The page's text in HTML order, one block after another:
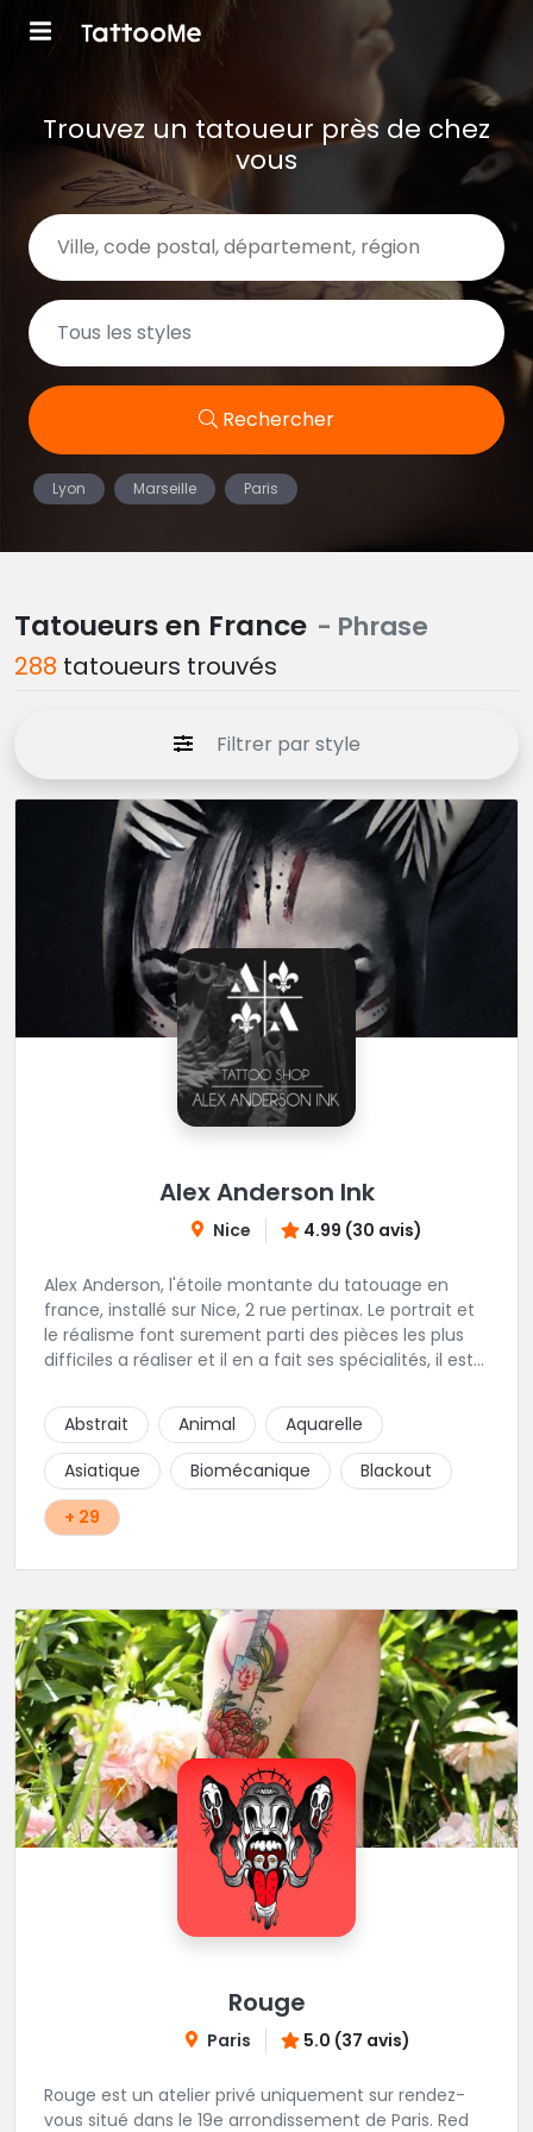
Trouvez un tatoueur près de chez
vous
Rechercher
Lyon Marseille Paris
Tatoueurs en France - Phrase
288 tatoueurs trouvés
Filtrer par style
Alex Anderson Ink
Nice 4.99 (30 avis)
Alex Anderson, l'étoile montante du tatouage en
france, installé sur Nice, 2 rue pertinax. Le portrait et
le réalisme font surement parti des pièces les plus
difficiles a réaliser et il en a fait ses spécialités, il est
religieux ou du chicanos. Romain son frère sera vous
combler par sa finesse pour des pièces comme le
mandala, l'ornemental ou la calligraphie pour le
bonheur des futurs tatoués. Il y a aussi Léa, Maureen,
Fat, Tom, Sento, Lily, des artistes hors normes. Il n'y a
qu'à regarder les pièces sélectionnées ici pour
Abstrait Animal
Aquarelle
Asiatique
Biomécanique
Blackout
+ 29
Rouge
Paris 5.0 (37 avis)
Rouge est un atelier privé uniquement sur rendez-
vous situé dans le 19e arrondissement de Paris. Red